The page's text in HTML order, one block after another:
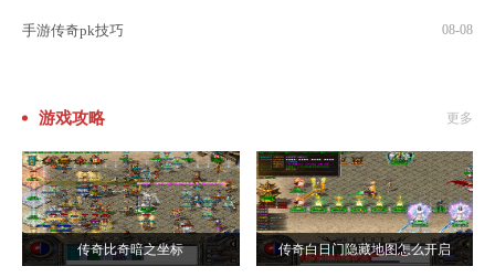
手游传奇pk技巧 08-08
游戏攻略 更多
传奇比奇暗之坐标 传奇白日门隐藏地图怎么开启